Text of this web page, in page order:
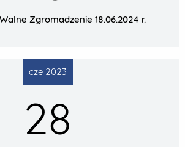
Zgromadzenie 18.06.2024 r.
cze 2023
28